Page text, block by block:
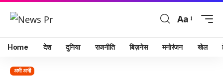
Aa
Home देश दुनिया राजनीति बिज़नेस मनोरंजन खेल
अभी अभी